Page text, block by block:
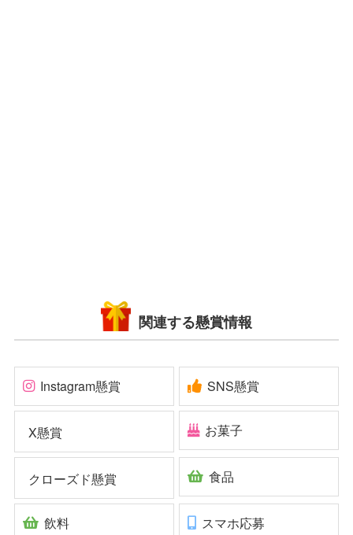
関連する懸賞情報
Instagram懸賞 SNS懸賞
X懸賞 お菓子
クローズド懸賞 食品
飲料 スマホ応募